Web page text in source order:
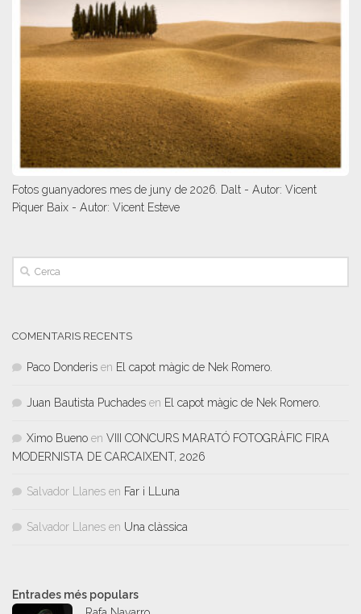
Fotos guanyadores mes de juny de 2026. Dalt - Autor: Vicent
Piquer Baix - Autor: Vicent Esteve
COMENTARIS RECENTS
Paco Donderis en El capot màgic de Nek Romero.
Juan Bautista Puchades en El capot màgic de Nek Romero.
Ximo Bueno en VIII CONCURS MARATÓ FOTOGRÀFIC FIRA
MODERNISTA DE CARCAIXENT, 2026
Salvador Llanes en Far i LLuna
Salvador Llanes en Una clàssica
Entrades més populars